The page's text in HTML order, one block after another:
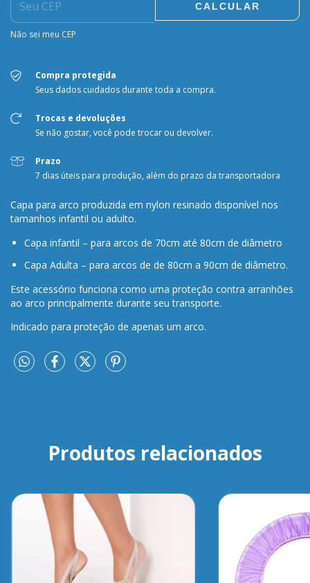
CALCULAR
Não sei meu CEP
Compra protegida
Seus dados cuidados durante toda a compra.
Trocas e devoluções
Se não gostar, você pode trocar ou devolver.
Prazo
7 dias úteis para produção, além do prazo da transportadora
Capa para arco produzida em nylon resinado disponível nos
tamanhos infantil ou adulto.
Capa infantil – para arcos de 70cm até 80cm de diâmetro
Capa Adulta – para arcos de de 80cm a 90cm de diâmetro.
Este acessório funciona como uma proteção contra arranhões
ao arco principalmente durante seu transporte.
Indicado para proteção de apenas um arco.
Produtos relacionados